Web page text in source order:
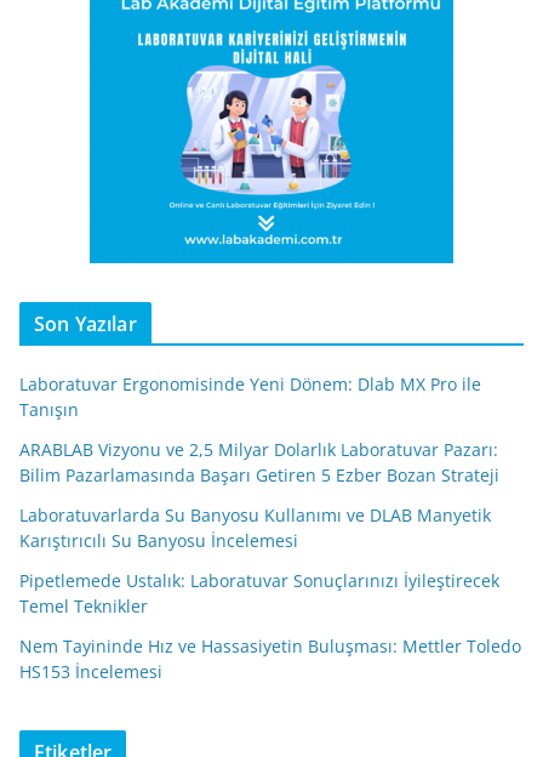
Son Yazılar
Laboratuvar Ergonomisinde Yeni Dönem: Dlab MX Pro ile
Tanışın
ARABLAB Vizyonu ve 2,5 Milyar Dolarlık Laboratuvar Pazarı:
Bilim Pazarlamasında Başarı Getiren 5 Ezber Bozan Strateji
Laboratuvarlarda Su Banyosu Kullanımı ve DLAB Manyetik
Karıştırıcılı Su Banyosu İncelemesi
Pipetlemede Ustalık: Laboratuvar Sonuçlarınızı İyileştirecek
Temel Teknikler
Nem Tayininde Hız ve Hassasiyetin Buluşması: Mettler Toledo
HS153 İncelemesi